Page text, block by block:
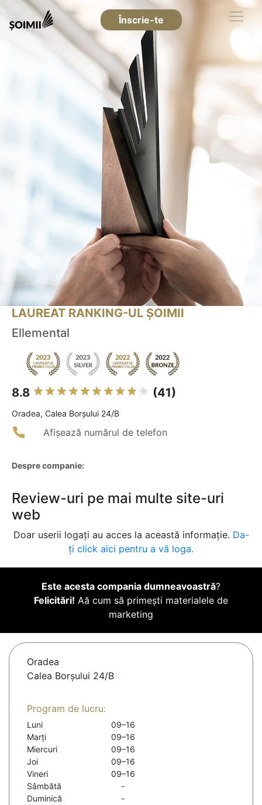
Înscrie-te
LAUREAT RANKING-UL ȘOIMII
Ellemental
8.8 (41)
Oradea, Calea Borșului 24/B
Afișează numărul de telefon
Despre companie:
Review-uri pe mai multe site-uri
web
Doar userii logați au acces la această informație. Da-
ți click aici pentru a vă loga.
Este acesta compania dumneavoastră?
Felicitări! Aă cum să primești materialele de
marketing
Oradea
Calea Borșului 24/B
Program de lucru:
Luni
09–16
Marți
09–16
Miercuri
09–16
Joi
09–16
Vineri
09–16
Sâmbătă
-
Duminică
-